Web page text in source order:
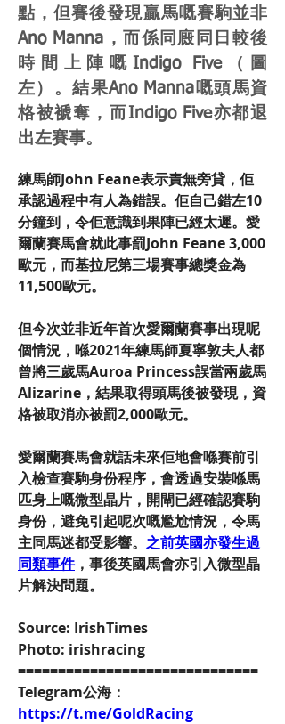
點，但賽後發現贏馬嘅賽駒並非
Ano Manna，而係同廄同日較後
時間上陣嘅Indigo Five（圖
左）。結果Ano Manna嘅頭馬資
格被褫奪，而Indigo Five亦都退
出左賽事。
練馬師John Feane表示責無旁貸，佢
承認過程中有人為錯誤。佢自己錯左10
分鐘到，令佢意識到果陣已經太遲。愛
爾蘭賽馬會就此事罰John Feane 3,000
歐元，而基拉尼第三場賽事總獎金為
11,500歐元。
但今次並非近年首次愛爾蘭賽事出現呢
個情況，喺2021年練馬師夏寧敦夫人都
曾將三歲馬Auroa Princess誤當兩歲馬
Alizarine，結果取得頭馬後被發現，資
格被取消亦被罰2,000歐元。
愛爾蘭賽馬會就話未來佢地會喺賽前引
入檢查賽駒身份程序，會透過安裝喺馬
匹身上嘅微型晶片，開閘已經確認賽駒
身份，避免引起呢次嘅尷尬情況，令馬
主同馬迷都受影響。 之前英國亦發生過
同類事件，事後英國馬會亦引入微型晶
片解決問題。
Source: IrishTimes
Photo: irishracing
==============================
Telegram公海：
https://t.me/GoldRacing